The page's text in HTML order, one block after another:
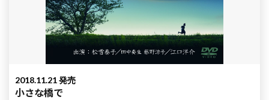
2018.11.21 発売
小さな橋で